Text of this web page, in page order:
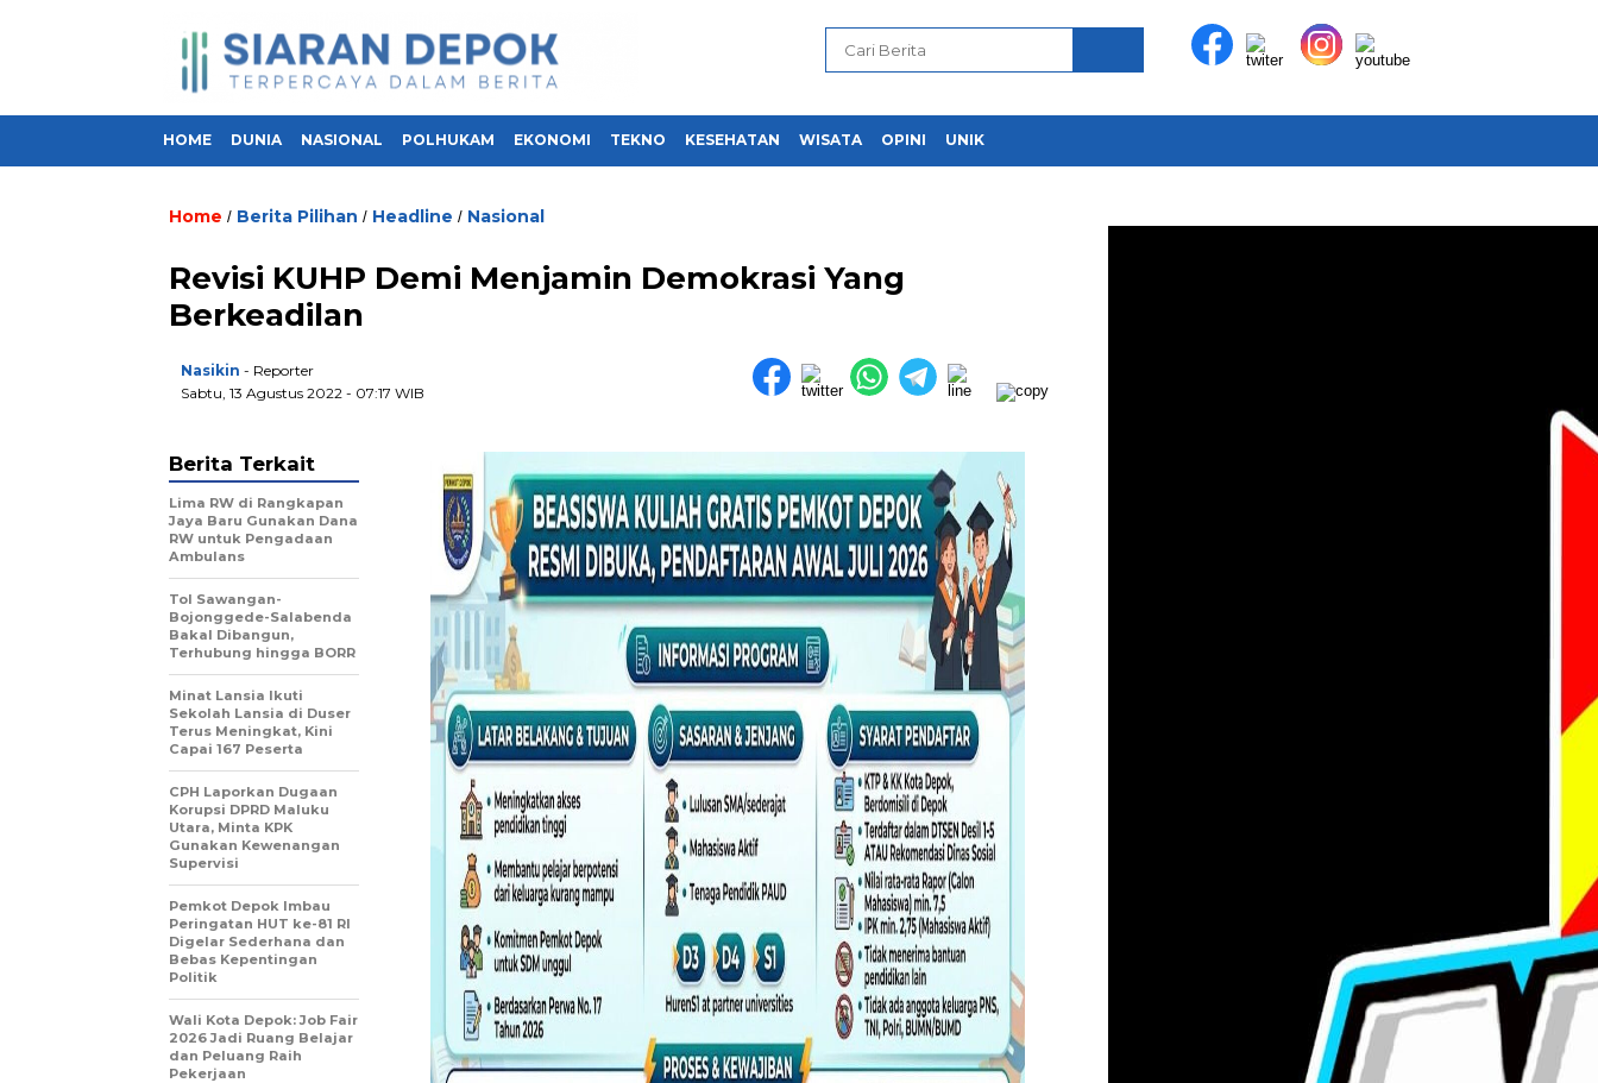
HOME DUNIA NASIONAL POLHUKAM EKONOMI TEKNO KESEHATAN WISATA OPINI UNIK
Home / Berita Pilihan / Headline / Nasional
Revisi KUHP Demi Menjamin Demokrasi Yang
Berkeadilan
Nasikin - Reporter
Sabtu, 13 Agustus 2022 - 07:17 WIB
Berita Terkait
Lima RW di Rangkapan
Jaya Baru Gunakan Dana
RW untuk Pengadaan
Ambulans
Tol Sawangan-
Bojonggede-Salabenda
Bakal Dibangun,
Terhubung hingga BORR
Minat Lansia Ikuti
Sekolah Lansia di Duser
Terus Meningkat, Kini
Capai 167 Peserta
CPH Laporkan Dugaan
Korupsi DPRD Maluku
Utara, Minta KPK
Gunakan Kewenangan
Supervisi
Pemkot Depok Imbau
Peringatan HUT ke-81 RI
Digelar Sederhana dan
Bebas Kepentingan
Politik
Wali Kota Depok: Job Fair
2026 Jadi Ruang Belajar
dan Peluang Raih
Pekerjaan